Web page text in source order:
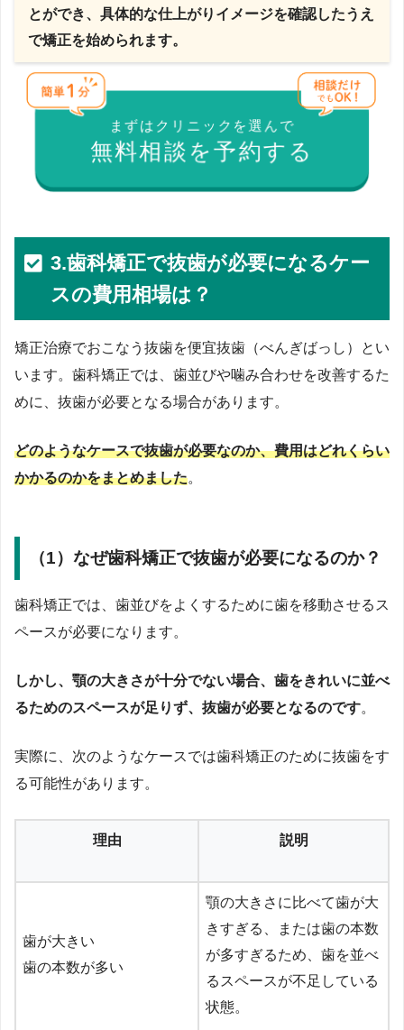
とができ、具体的な仕上がりイメージを確認したうえ
で矯正を始められます。
まずはクリニックを選んで
無料相談を予約する
3.歯科矯正で抜歯が必要になるケー
スの費用相場は？
矯正治療でおこなう抜歯を便宜抜歯（べんぎばっし）とい
います。歯科矯正では、歯並びや噛み合わせを改善するた
めに、抜歯が必要となる場合があります。
どのようなケースで抜歯が必要なのか、費用はどれくらい
かかるのかをまとめました。
（1）なぜ歯科矯正で抜歯が必要になるのか？
歯科矯正では、歯並びをよくするために歯を移動させるス
ペースが必要になります。
しかし、顎の大きさが十分でない場合、歯をきれいに並べ
るためのスペースが足りず、抜歯が必要となるのです。
実際に、次のようなケースでは歯科矯正のために抜歯をす
る可能性があります。
理由 説明
歯が大きい
歯の本数が多い
顎の大きさに比べて歯が大
きすぎる、または歯の本数
が多すぎるため、歯を並べ
るスペースが不足している
状態。